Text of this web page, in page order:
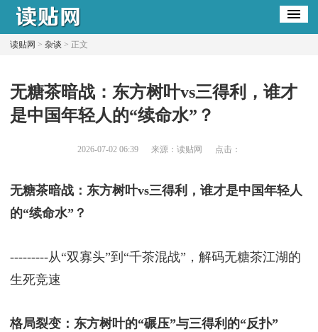
读贴网 > 杂谈 > 正文
​无糖茶暗战：东方树叶vs三得利，谁才
是中国年轻人的“续命水”？
2026-07-02 06:39 来源：读贴网 点击：
无糖茶暗战：东方树叶vs三得利，谁才是中国年轻人
的“续命水”？
---------从“双寡头”到“千茶混战”，解码无糖茶江湖的
生死竞速
格局裂变：东方树叶的“碾压”与三得利的“反扑”